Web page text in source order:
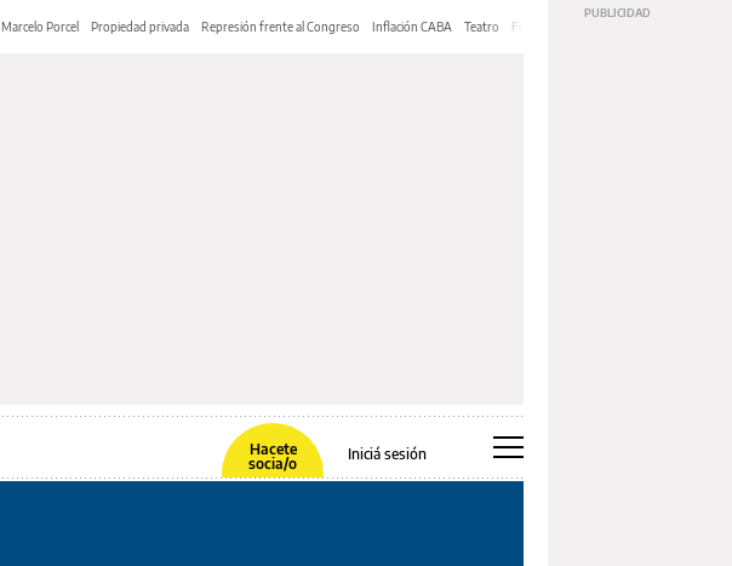
Marcelo Porcel Propiedad privada Represión frente al Congreso Inflación CABA Teatro Feria de Editores
Hacete
socia/o
Iniciá sesión